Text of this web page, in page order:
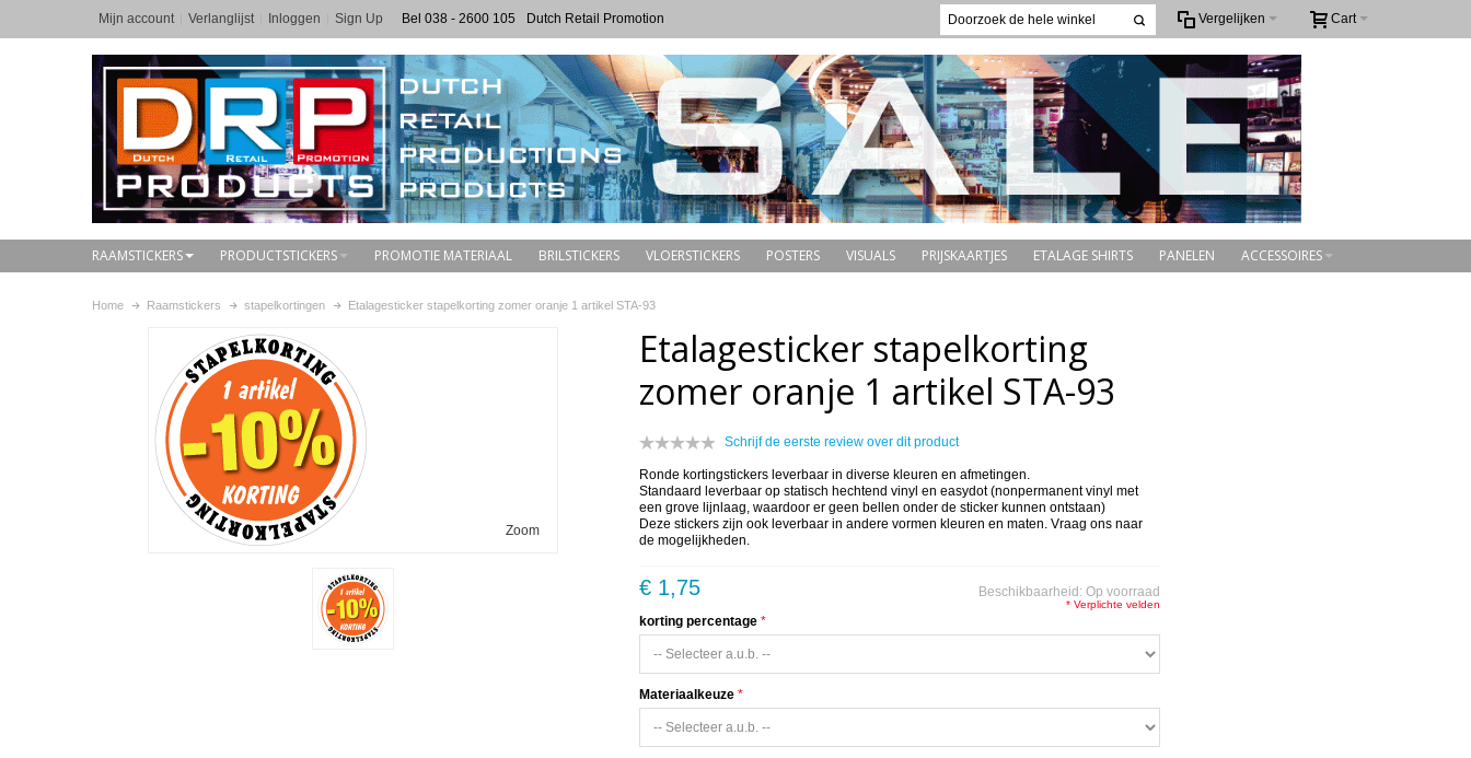
Mijn account Verlanglijst Inloggen Sign Up Bel 038 - 2600 105 Dutch Retail Promotion Cart
Vergelijken
RAAMSTICKERS PRODUCTSTICKERS PROMOTIE MATERIAAL BRILSTICKERS VLOERSTICKERS POSTERS VISUALS PRIJSKAARTJES ETALAGE SHIRTS PANELEN ACCESSOIRES
Home Raamstickers stapelkortingen Etalagesticker stapelkorting zomer oranje 1 artikel STA-93
Zoom
Etalagesticker stapelkorting
zomer oranje 1 artikel STA-93
Schrijf de eerste review over dit product
Ronde kortingstickers leverbaar in diverse kleuren en afmetingen.
Standaard leverbaar op statisch hechtend vinyl en easydot (nonpermanent vinyl met
een grove lijnlaag, waardoor er geen bellen onder de sticker kunnen ontstaan)
Deze stickers zijn ook leverbaar in andere vormen kleuren en maten. Vraag ons naar
de mogelijkheden.
Beschikbaarheid: Op voorraad
€ 1,75
korting percentage
Materiaalkeuze
* Verplichte velden